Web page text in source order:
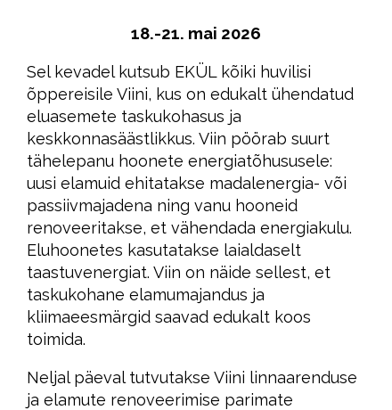
18.-21. mai 2026
Sel kevadel kutsub EKÜL kõiki huvilisi
õppereisile Viini, kus on edukalt ühendatud
eluasemete taskukohasus ja
keskkonnasäästlikkus. Viin pöörab suurt
tähelepanu hoonete energiatõhususele:
uusi elamuid ehitatakse madalenergia- või
passiivmajadena ning vanu hooneid
renoveeritakse, et vähendada energiakulu.
Eluhoonetes kasutatakse laialdaselt
taastuvenergiat. Viin on näide sellest, et
taskukohane elamumajandus ja
kliimaeesmärgid saavad edukalt koos
toimida.
Neljal päeval tutvutakse Viini linnaarenduse
ja elamute renoveerimise parimate